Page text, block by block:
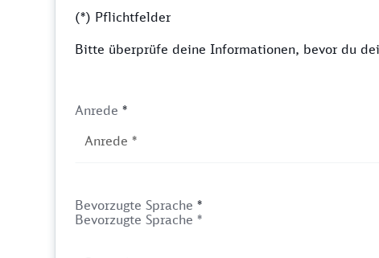
(*) Pflichtfelder
Bitte überprüfe deine Informationen, bevor du
Anrede *
Bevorzugte Sprache *
Bevorzugte Sprache *